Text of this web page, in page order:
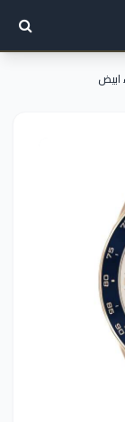
ابيض